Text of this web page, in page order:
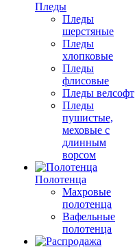
Пледы
Пледы
шерстяные
Пледы
хлопковые
Пледы
флисовые
Пледы велсофт
Пледы
пушистые,
меховые с
длинным
ворсом
Полотенца
Махровые
полотенца
Вафельные
полотенца